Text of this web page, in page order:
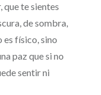
que te sientes
de sombra,
es físico, sino
paz que si no
sentir ni